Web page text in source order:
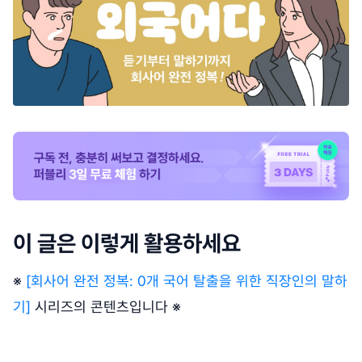
이 글은 이렇게 활용하세요
※ [회사어 완전 정복: 0개 국어 탈출을 위한 직장인의 말하
기] 시리즈의 콘텐츠입니다 ※